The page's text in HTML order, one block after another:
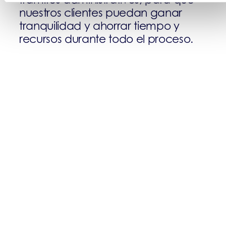
nuestros clientes puedan ganar
tranquilidad y ahorrar tiempo y
recursos durante todo el proceso.